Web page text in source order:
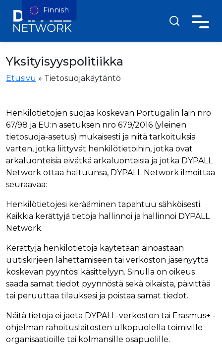
Yksityisyyspolitiikka
Etusivu » Tietosuojakäytäntö
Henkilötietojen suojaa koskevan Portugalin lain nro
67/98 ja EU:n asetuksen nro 679/2016 (yleinen
tietosuoja-asetus) mukaisesti ja niitä tarkoituksia
varten, jotka liittyvät henkilötietoihin, jotka ovat
arkaluonteisia eivätkä arkaluonteisia ja jotka DYPALL
Network ottaa haltuunsa, DYPALL Network ilmoittaa
seuraavaa:
Henkilötietojesi kerääminen tapahtuu sähköisesti.
Kaikkia kerättyjä tietoja hallinnoi ja hallinnoi DYPALL
Network.
Kerättyjä henkilötietoja käytetään ainoastaan
uutiskirjeen lähettämiseen tai verkoston jäsenyyttä
koskevan pyyntösi käsittelyyn. Sinulla on oikeus
saada samat tiedot pyynnöstä sekä oikaista, päivittää
tai peruuttaa tilauksesi ja poistaa samat tiedot.
Näitä tietoja ei jaeta DYPALL-verkoston tai Erasmus+ -
ohjelman rahoituslaitosten ulkopuolella toimiville
organisaatioille tai kolmansille osapuolille.
Finnish